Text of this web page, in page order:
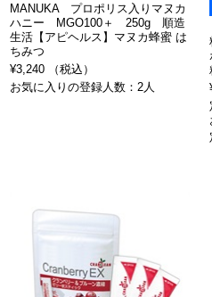
MANUKA プロポリス入りマヌカ
ハニー MGO100＋ 250g 順造
生活【アピヘルス】マヌカ蜂蜜 は
ちみつ
¥3,240 （税込）
お気に入りの登録人数：2人